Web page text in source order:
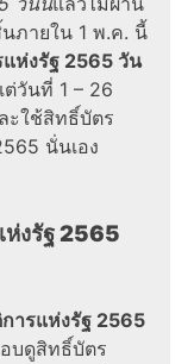
ภายใน 1 พ.ค. นี้
ห่งรัฐ 2565 วัน
วันที่ 1 – 26
ะใช้สิทธิ์บัตร
นั่นเอง
งรัฐ 2565
ารแห่งรัฐ 2565
บดูสิทธิ์บัตร